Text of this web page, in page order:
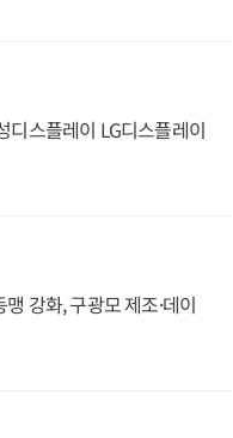
디스플레이 LG디스플레이
강화, 구광모 제조·데이